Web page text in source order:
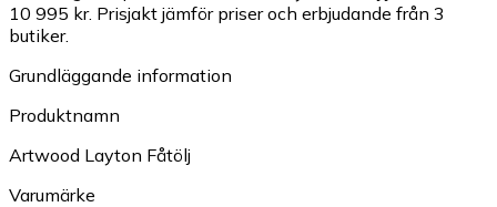
10 995 kr. Prisjakt jämför priser och erbjudande från 3
butiker.
Grundläggande information
Produktnamn
Artwood Layton Fåtölj
Varumärke